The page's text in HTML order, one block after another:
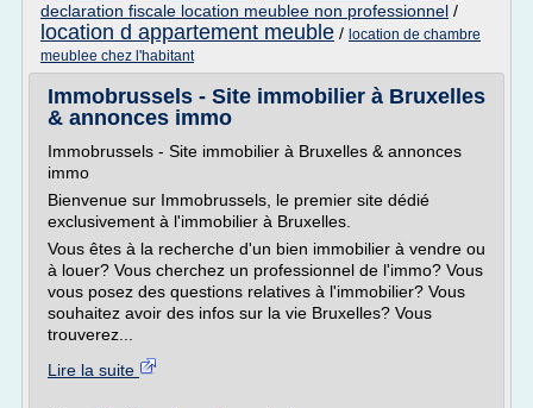
declaration fiscale location meublee non professionnel /
location d appartement meuble / location de chambre
meublee chez l'habitant
Immobrussels - Site immobilier à Bruxelles
& annonces immo
Immobrussels - Site immobilier à Bruxelles & annonces
immo
Bienvenue sur Immobrussels, le premier site dédié
exclusivement à l'immobilier à Bruxelles.
Vous êtes à la recherche d'un bien immobilier à vendre ou
à louer? Vous cherchez un professionnel de l'immo? Vous
vous posez des questions relatives à l'immobilier? Vous
souhaitez avoir des infos sur la vie Bruxelles? Vous
trouverez...
Lire la suite